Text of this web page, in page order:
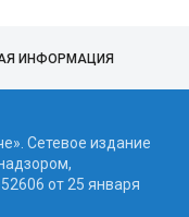
ИНФОРМАЦИЯ
Сетевое издание
от 25 января